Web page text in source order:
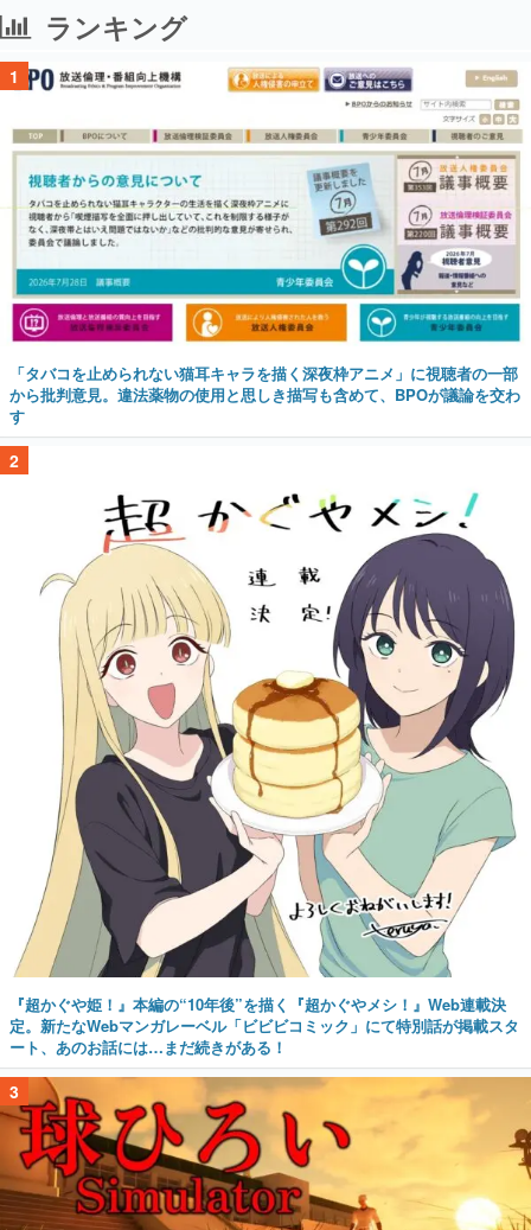
ランキング
1
「タバコを止められない猫耳キャラを描く深夜枠アニメ」に視聴者の一部
から批判意見。違法薬物の使用と思しき描写も含めて、BPOが議論を交わ
す
2
『超かぐや姫！』本編の“10年後”を描く『超かぐやメシ！』Web連載決
定。新たなWebマンガレーベル「ビビビコミック」にて特別話が掲載スタ
ート、あのお話には…まだ続きがある！
3